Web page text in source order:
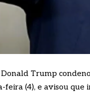
Trump
feira (4), e avisou